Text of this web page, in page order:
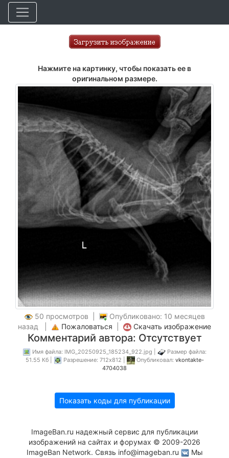
Нажмите на картинку, чтобы показать ее в
оригинальном размере.
50 просмотров |
Опубликовано: 10 месяцев
назад |
Пожаловаться Скачать изображение
Комментарий автора: Отсутствует
Имя файла: IMG_20250925_185234_922.jpg |
Размер файла:
51.55 Кб |
Разрешение: 712x812 | Опубликовал: vkontakte-
4704038
Показать коды для публикации
ImageBan.ru надежный сервис для публикации
изображений на сайтах и форумах © 2009-2026
ImageBan Network. Связь info@imageban.ru Мы